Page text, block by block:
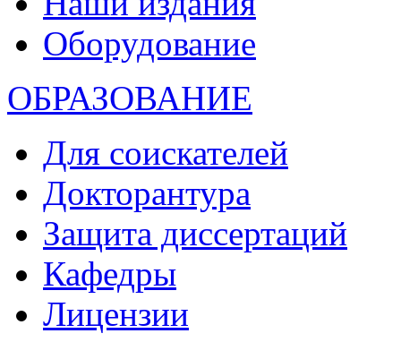
Оборудование
ОБРАЗОВАНИЕ
Для соискателей
Докторантура
Защита диссертаций
Кафедры
Лицензии